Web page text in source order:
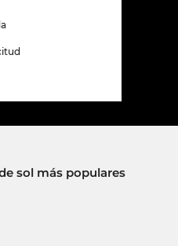
sol más populares